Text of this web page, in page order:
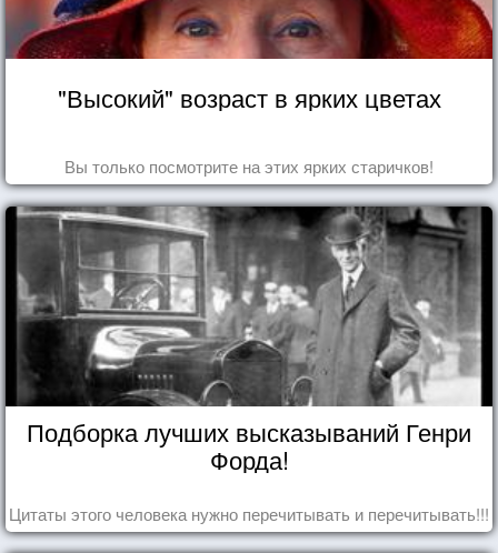
"Высокий" возраст в ярких цветах
Вы только посмотрите на этих ярких старичков!
Подборка лучших высказываний Генри
Форда!
Цитаты этого человека нужно перечитывать и перечитывать!!!